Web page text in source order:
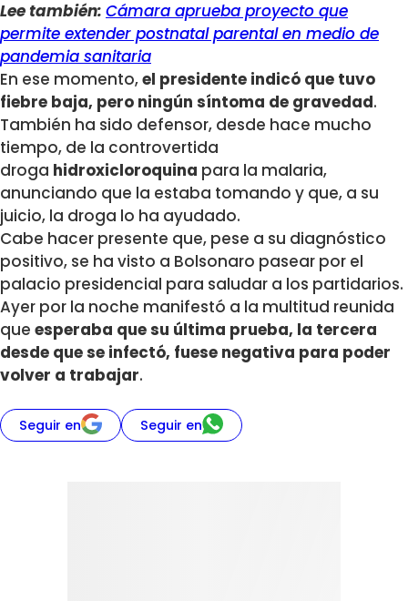
Lee también: Cámara aprueba proyecto que
permite extender postnatal parental en medio de
pandemia sanitaria
En ese momento,el presidente indicó que tuvo
fiebre baja, pero ningún síntoma de gravedad.
También ha sido defensor, desde hace mucho
tiempo, de la controvertida
droga hidroxicloroquina para la malaria,
anunciando que la estaba tomando y que, a su
juicio, la droga lo ha ayudado.
Cabe hacer presente que, pese a su diagnóstico
positivo, se ha visto a Bolsonaro pasear por el
palacio presidencial para saludar a los partidarios.
Ayer por la noche manifestó a la multitud reunida
que esperaba que su última prueba, la tercera
desde que se infectó, fuese negativa para poder
volver a trabajar.
Seguir en Seguir en